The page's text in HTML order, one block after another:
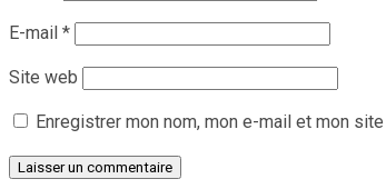
E-mail *
Site web
Enregistrer mon nom, mon e-mail et mon